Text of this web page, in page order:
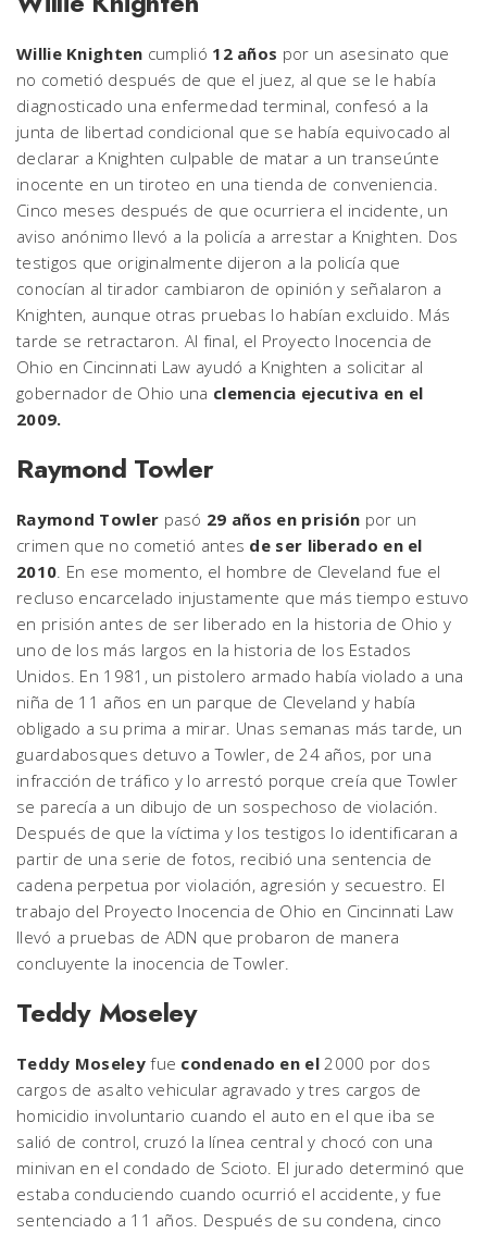
Willie Knighten cumplió 12 años por un asesinato que
no cometió después de que el juez, al que se le había
diagnosticado una enfermedad terminal, confesó a la
junta de libertad condicional que se había equivocado al
declarar a Knighten culpable de matar a un transeúnte
inocente en un tiroteo en una tienda de conveniencia.
Cinco meses después de que ocurriera el incidente, un
aviso anónimo llevó a la policía a arrestar a Knighten. Dos
testigos que originalmente dijeron a la policía que
conocían al tirador cambiaron de opinión y señalaron a
Knighten, aunque otras pruebas lo habían excluido. Más
tarde se retractaron. Al final, el Proyecto Inocencia de
Ohio en Cincinnati Law ayudó a Knighten a solicitar al
gobernador de Ohio una clemencia ejecutiva en el
2009.
Raymond Towler
Raymond Towler pasó 29 años en prisión por un
crimen que no cometió antes de ser liberado en el
2010. En ese momento, el hombre de Cleveland fue el
recluso encarcelado injustamente que más tiempo estuvo
en prisión antes de ser liberado en la historia de Ohio y
uno de los más largos en la historia de los Estados
Unidos. En 1981, un pistolero armado había violado a una
niña de 11 años en un parque de Cleveland y había
obligado a su prima a mirar. Unas semanas más tarde, un
guardabosques detuvo a Towler, de 24 años, por una
infracción de tráfico y lo arrestó porque creía que Towler
se parecía a un dibujo de un sospechoso de violación.
Después de que la víctima y los testigos lo identificaran a
partir de una serie de fotos, recibió una sentencia de
cadena perpetua por violación, agresión y secuestro. El
trabajo del Proyecto Inocencia de Ohio en Cincinnati Law
llevó a pruebas de ADN que probaron de manera
concluyente la inocencia de Towler.
Teddy Moseley
Teddy Moseleyfue condenado en el2000 por dos
cargos de asalto vehicular agravado y tres cargos de
homicidio involuntario cuando el auto en el que iba se
salió de control, cruzó la línea central y chocó con una
minivan en el condado de Scioto. El jurado determinó que
estaba conduciendo cuando ocurrió el accidente, y fue
sentenciado a 11 años. Después de su condena, cinco